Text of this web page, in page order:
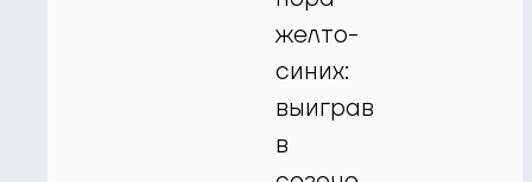
желто-
синих:
выиграв
в